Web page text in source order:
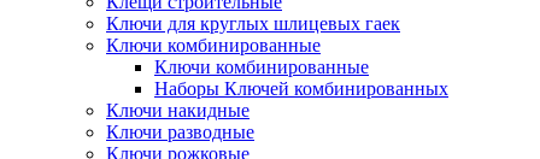
Ключи для круглых шлицевых гаек
Ключи комбинированные
Ключи комбинированные
Наборы Ключей комбинированных
Ключи накидные
Ключи разводные
Ключи рожковые